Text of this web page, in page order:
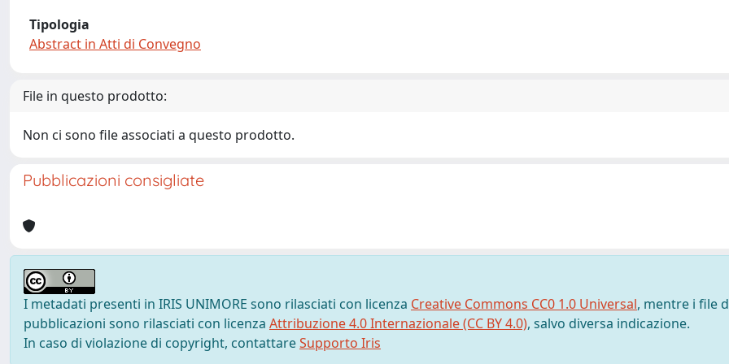
Tipologia
Abstract in Atti di Convegno
File in questo prodotto:
Non ci sono file associati a questo prodotto.
Pubblicazioni consigliate
I metadati presenti in IRIS UNIMORE sono rilasciati con licenza Creative Commons CC0 1.0 Universal, mentre i file
pubblicazioni sono rilasciati con licenza Attribuzione 4.0 Internazionale (CC BY 4.0), salvo diversa indicazione.
In caso di violazione di copyright, contattareSupporto Iris